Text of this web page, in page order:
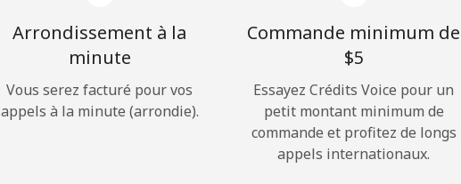
Rappel du mot de passe →
Arrondissement à la
minute
Vous serez facturé pour vos
appels à la minute (arrondie).
Commande minimum de
⁦$5⁩
Essayez Crédits Voice pour un
petit montant minimum de
commande et profitez de longs
appels internationaux.